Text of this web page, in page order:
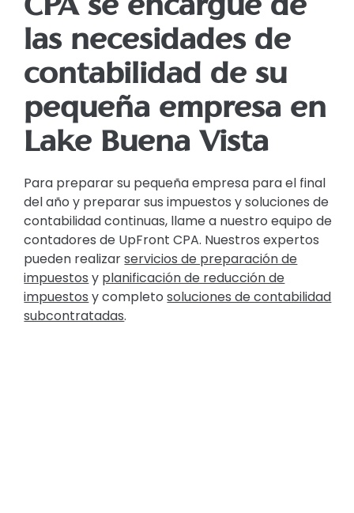
CPA se encargue de
las necesidades de
contabilidad de su
pequeña empresa en
Lake Buena Vista
Para preparar su pequeña empresa para el final
del año y preparar sus impuestos y soluciones de
contabilidad continuas, llame a nuestro equipo de
contadores de UpFront CPA. Nuestros expertos
pueden realizarservicios de preparación de
impuestos y planificación de reducción de
impuestos y completosoluciones de contabilidad
subcontratadas.